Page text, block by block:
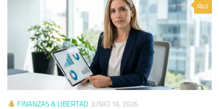
0
FINANZAS & LIBERTAD JUNIO 16, 2026